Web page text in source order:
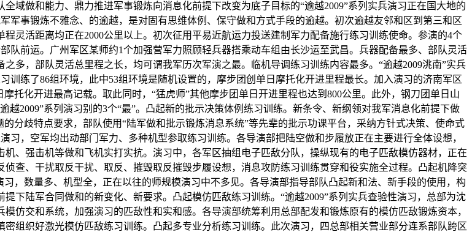
做和能力、鼎力推进军事锻炼向消息化前提下改变为底子目标的“逾越2009”系列实兵演习正在国大地的
军事锻炼不雅念、的逾越，是对固有思维体例、保守做和方式手段的逾越。初次逾越友邻和区到第三和区
灵活距离均正在2000公里以上。初次征用平易近航运力投送建制军力配备施行练习训练使命。参演的4个
队前运。广州军区某师约1个加强营军力照顾轻兵器搭乘动车组由长沙运至武昌。兵器配备最多、部队灵活
多，部队灵活总里程之长，均可谓我军历次军演之最。临机导调练习训练内容最多。“逾越2009洮南”实兵
练了86组环境，此中53组环境是随机设置的，摩步团创单日摩托化开进里程最长。加入演习的济南军区
托化开进最高记载。取此同时，“猛虎师”其他摩步团单日开进里程也达到800公里。此外，钢刀团单日山
2009”系列演习别的3个“最”。凸起新的批示决策体例练习训练。新条令、新纲领对我军消息化前提下做
分歧特点要求，部队使用“陆军做和批示锻炼消息系统”等先辈的批示功课平台，采纳方针式决策、使命式
，空军均出动部门军力、多种机型参取练习训练。各导演部把陆空做和步履放正在主要进行全体设想，
、强击机等做和飞机实打实抗。演习中，各军区抽组电子匹敌分队，操纵现有的电子匹敌模仿器材，正在
查、干扰取反干扰、取反、摧毁取反摧毁步履设想，消息攻防练习训练贯穿和役实施全过程。凸起机降突
，数量多、机型全，正在以往的师规模演习中不多见。各导演部指导部队凸起新和法、新手段的使用，构
下陆军合同做和的新变化、新要求。凸起模仿匹敌练习训练。“逾越2009”系列实兵查验性演习，总部为沈
仿交和系统，加强演习的匹敌性和实和感。各导演部统筹利用总部配发和锻炼原有的模仿匹敌锻炼资本，
组织好激光模仿匹敌练习训练。凸起多专业分析练习训练。此次演习，四总部相关营业部分连系部队跨区